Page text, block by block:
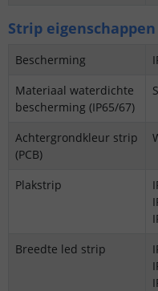
Strip eigenschappen
Bescherming
Materiaal waterdichte
bescherming (IP65/67)
Achtergrondkleur strip
(PCB)
Plakstrip
Breedte led strip